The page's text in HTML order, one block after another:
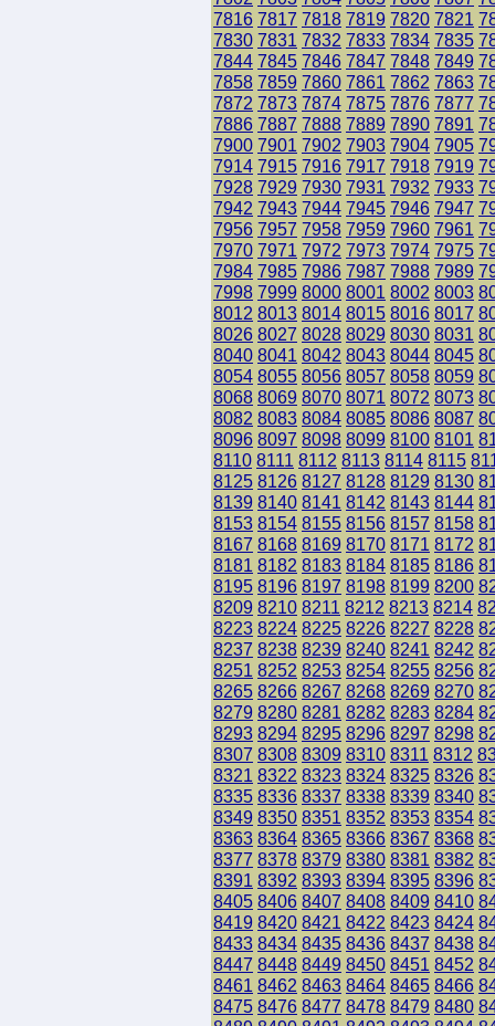
7816 7817 7818 7819 7820 7821
7830 7831 7832 7833 7834 7835
7844 7845 7846 7847 7848 7849
7858 7859 7860 7861 7862 7863
7872 7873 7874 7875 7876 7877
7886 7887 7888 7889 7890 7891
7900 7901 7902 7903 7904 7905
7914 7915 7916 7917 7918 7919
7928 7929 7930 7931 7932 7933
7942 7943 7944 7945 7946 7947
7956 7957 7958 7959 7960 7961
7970 7971 7972 7973 7974 7975
7984 7985 7986 7987 7988 7989
7998 7999 8000 8001 8002 8003
8012 8013 8014 8015 8016 8017
8026 8027 8028 8029 8030 8031
8040 8041 8042 8043 8044 8045
8054 8055 8056 8057 8058 8059
8068 8069 8070 8071 8072 8073
8082 8083 8084 8085 8086 8087
8096 8097 8098 8099 8100 8101
8110 8111 8112 8113 8114 8115
8125 8126 8127 8128 8129 8130
8139 8140 8141 8142 8143 8144
8153 8154 8155 8156 8157 8158
8167 8168 8169 8170 8171 8172
8181 8182 8183 8184 8185 8186
8195 8196 8197 8198 8199 8200
8209 8210 8211 8212 8213 8214
8223 8224 8225 8226 8227 8228
8237 8238 8239 8240 8241 8242
8251 8252 8253 8254 8255 8256
8265 8266 8267 8268 8269 8270
8279 8280 8281 8282 8283 8284
8293 8294 8295 8296 8297 8298
8307 8308 8309 8310 8311 8312
8321 8322 8323 8324 8325 8326
8335 8336 8337 8338 8339 8340
8349 8350 8351 8352 8353 8354
8363 8364 8365 8366 8367 8368
8377 8378 8379 8380 8381 8382
8391 8392 8393 8394 8395 8396
8405 8406 8407 8408 8409 8410
8419 8420 8421 8422 8423 8424
8433 8434 8435 8436 8437 8438
8447 8448 8449 8450 8451 8452
8461 8462 8463 8464 8465 8466
8475 8476 8477 8478 8479 8480